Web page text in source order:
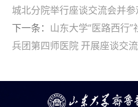
城北分院举行座谈交流会并
下一条： 山东大学“医路西行
兵团第四师医院 开展座谈交